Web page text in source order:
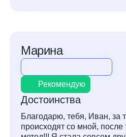
Марина
Рекомендую
Достоинства
Благодарю, тебя, Иван, за
происходят со мной, после